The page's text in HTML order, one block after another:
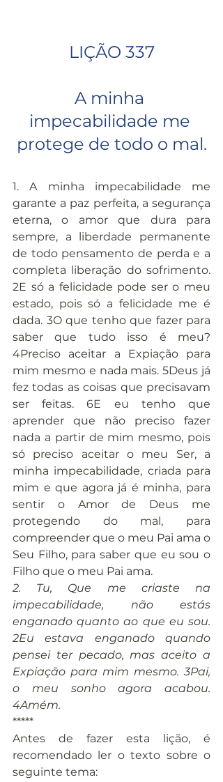
LIÇÃO 337
A minha
impecabilidade me
protege de todo o mal.
1. A minha impecabilidade me
garante a paz perfeita, a segurança
eterna, o amor que dura para
sempre, a liberdade permanente
de todo pensamento de perda e a
completa liberação do sofrimento.
2E só a felicidade pode ser o meu
estado, pois só a felicidade me é
dada. 3O que tenho que fazer para
saber que tudo isso é meu?
4Preciso aceitar a Expiação para
mim mesmo e nada mais. 5Deus já
fez todas as coisas que precisavam
ser feitas. 6E eu tenho que
aprender que não preciso fazer
nada a partir de mim mesmo, pois
só preciso aceitar o meu Ser, a
minha impecabilidade, criada para
mim e que agora já é minha, para
sentir o Amor de Deus me
protegendo do mal, para
compreender que o meu Pai ama o
Seu Filho, para saber que eu sou o
Filho que o meu Pai ama.
2. Tu, Que me criaste na
impecabilidade, não estás
enganado quanto ao que eu sou.
2Eu estava enganado quando
pensei ter pecado, mas aceito a
Expiação para mim mesmo. 3Pai,
o meu sonho agora acabou.
4Amém.
*****
Antes de fazer esta lição, é
recomendado ler o texto sobre o
seguinte tema: